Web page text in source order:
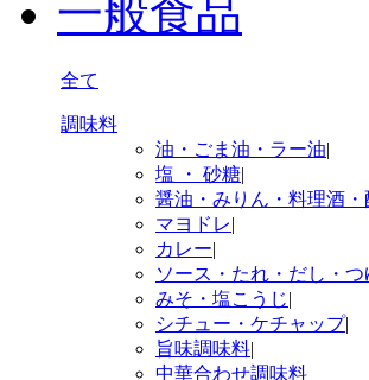
一般食品
全て
調味料
油・ごま油・ラー油|
塩 ・ 砂糖|
醤油・みりん・料理酒・
マヨドレ|
カレー|
ソース・たれ・だし・つ
みそ・塩こうじ|
シチュー・ケチャップ|
旨味調味料|
中華合わせ調味料